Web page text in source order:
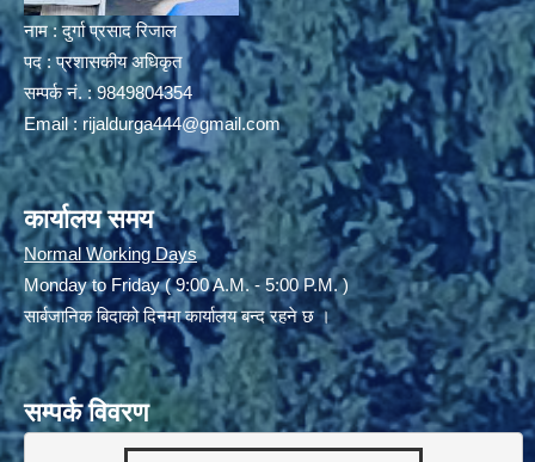
नाम : दुर्गा प्रसाद रिजाल
पद : प्रशासकीय अधिकृत
सम्पर्क नं. : 9849804354
Email : rijaldurga444@gmail.com
कार्यालय समय
Normal Working Days
Monday to Friday ( 9:00 A.M. - 5:00 P.M. )
सार्बजानिक बिदाको दिनमा कार्यालय बन्द रहने छ ।
सम्पर्क विवरण